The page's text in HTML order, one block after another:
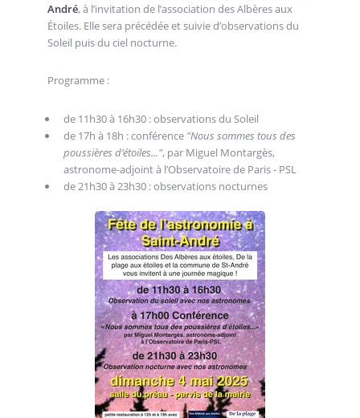
André, à l’invitation de l’association des Albères aux
Étoiles. Elle sera précédée et suivie d’observations du
Soleil puis du ciel nocturne.
Programme :
de 11h30 à 16h30 : observations du Soleil
de 17h à 18h : conférence "Nous sommes tous des
poussières d’étoiles...", par Miguel Montargès,
astronome-adjoint à l’Observatoire de Paris - PSL
de 21h30 à 23h30 : observations nocturnes